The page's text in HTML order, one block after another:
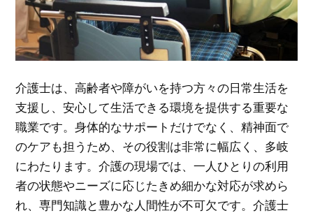
介護士は、高齢者や障がいを持つ方々の日常生活を
支援し、安心して生活できる環境を提供する重要な
職業です。身体的なサポートだけでなく、精神面で
のケアも担うため、その役割は非常に幅広く、多岐
にわたります。介護の現場では、一人ひとりの利用
者の状態やニーズに応じたきめ細かな対応が求めら
れ、専門知識と豊かな人間性が不可欠です。介護士